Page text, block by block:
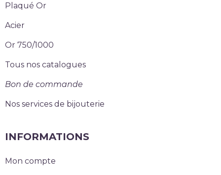
Plaqué Or
Acier
Or 750/1000
Tous nos catalogues
Bon de commande
Nos services de bijouterie
INFORMATIONS
Mon compte